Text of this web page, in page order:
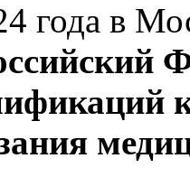
года в